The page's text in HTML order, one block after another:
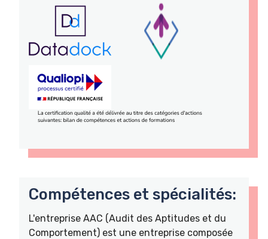
Compétences et spécialités:
L'entreprise AAC (Audit des Aptitudes et du
Comportement) est une entreprise composée